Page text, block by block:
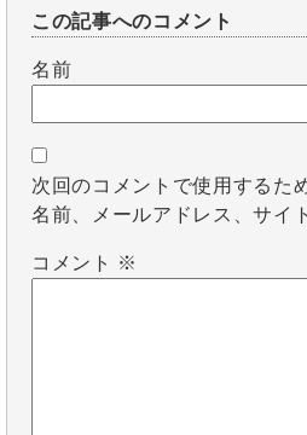
この記事へのコメント
名前
次回のコメントで使用するた
名前、メールアドレス、サイ
コメント ※